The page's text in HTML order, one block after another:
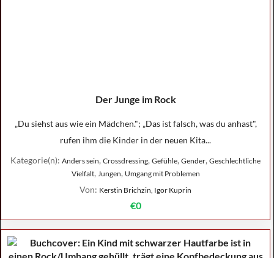
Der Junge im Rock
„Du siehst aus wie ein Mädchen."; „Das ist falsch, was du anhast",
rufen ihm die Kinder in der neuen Kita...
Kategorie(n): Anders sein, Crossdressing, Gefühle, Gender, Geschlechtliche
Vielfalt, Jungen, Umgang mit Problemen
Von: Kerstin Brichzin, Igor Kuprin
€0